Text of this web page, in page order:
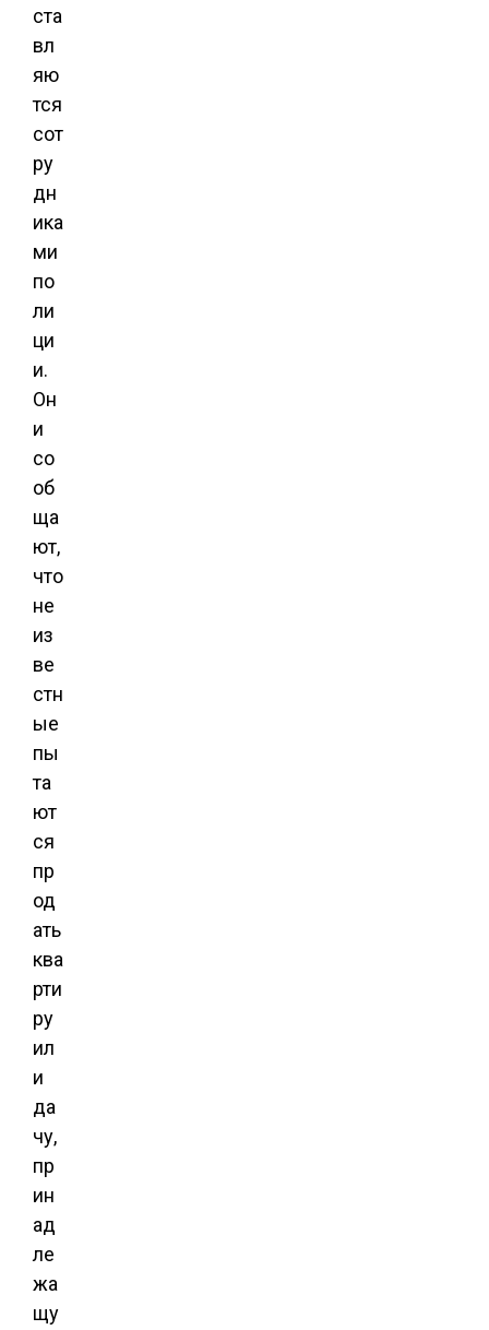
ста
вл
яю
тся
сот
ру
дн
ика
ми
по
ли
ци
и.
Он
и
со
об
ща
ют,
что
не
из
ве
стн
ые
пы
та
ют
ся
пр
од
ать
ква
рти
ру
ил
и
да
чу,
пр
ин
ад
ле
жа
щу